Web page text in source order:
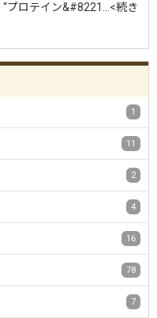
プロテイン&#8221…<続き
1
11
2
4
16
78
7